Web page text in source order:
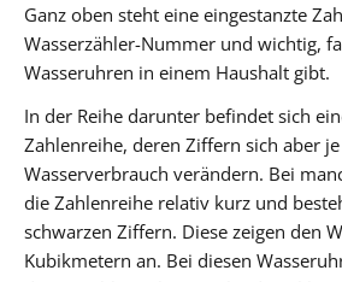
Ganz oben steht eine eingestanzte
Wasserzähler-Nummer und wichtig,
Wasseruhren in einem Haushalt gibt.
In der Reihe darunter befindet sich
Zahlenreihe, deren Ziffern sich aber
Wasserverbrauch verändern. Bei
die Zahlenreihe relativ kurz und
schwarzen Ziffern. Diese zeigen den
Kubikmetern an. Bei diesen